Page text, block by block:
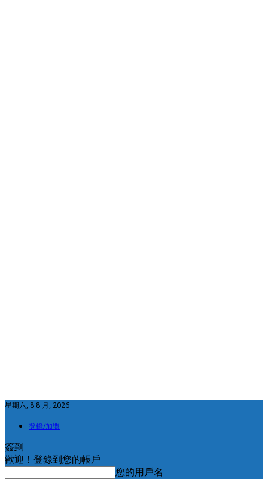
星期六, 8 8 月, 2026
登錄/加盟
簽到
歡迎！登錄到您的帳戶
您的用戶名